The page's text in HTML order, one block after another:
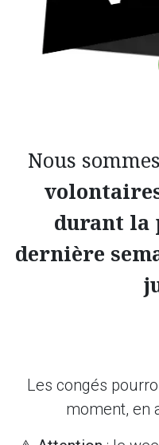
Nous
durant la
dernière
Les congés
moment, en